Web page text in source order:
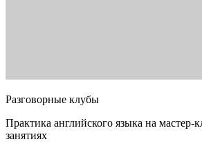
Разговорные клубы
Практика английского языка на мастер-
занятиях